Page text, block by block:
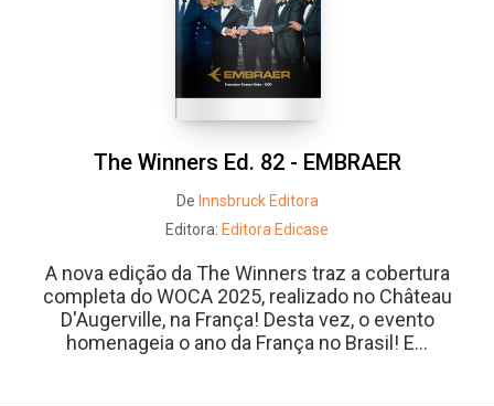
The Winners Ed. 82 - EMBRAER
De Innsbruck Editora
Editora: Editora Edicase
A nova edição da The Winners traz a cobertura
completa do WOCA 2025, realizado no Château
D'Augerville, na França! Desta vez, o evento
homenageia o ano da França no Brasil! E...